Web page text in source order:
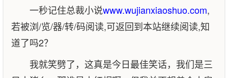
一秒记住总裁小说www.wujianxiaoshuo.com,
若被浏/览/器/转/码阅读,可返回到本站继续阅读,知
道了吗2？
我就笑劈了，这真是今日最佳笑话，我们是三